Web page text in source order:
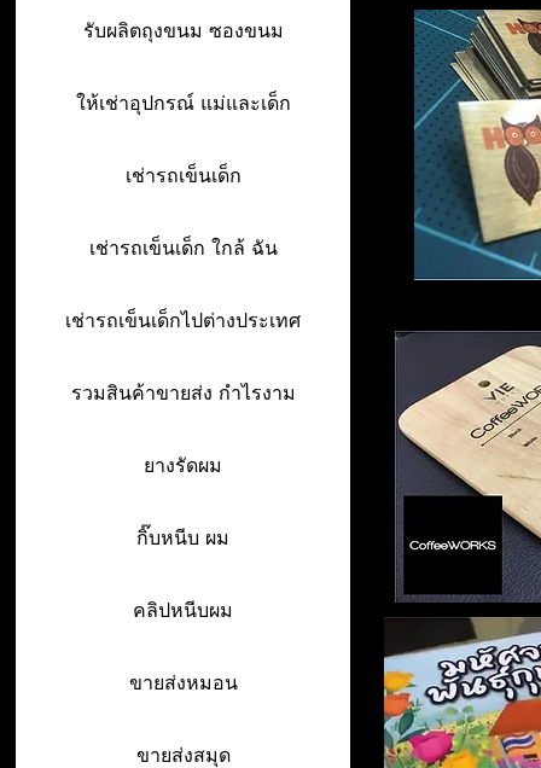
รับผลิตถุงขนม ซองขนม
ให้เช่าอุปกรณ์ แม่และเด็ก
เช่ารถเข็นเด็ก
เช่ารถเข็นเด็ก ใกล้ ฉัน
เช่ารถเข็นเด็กไปต่างประเทศ
รวมสินค้าขายส่ง กำไรงาม
ยางรัดผม
กิ๊บหนีบ ผม
คลิปหนีบผม
ขายส่งหมอน
ขายส่งสมุด